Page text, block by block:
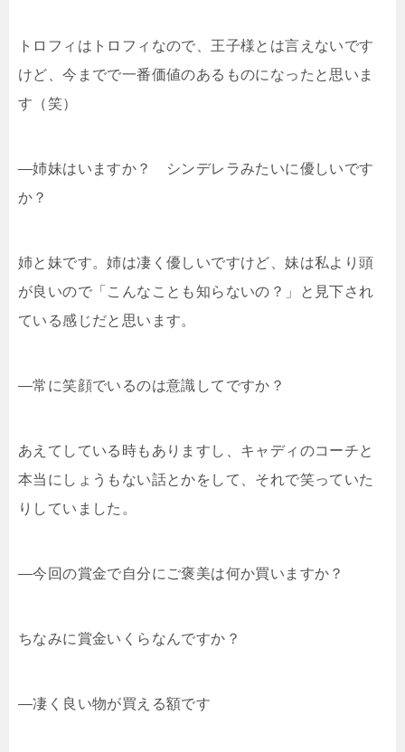
トロフィはトロフィなので、王子様とは言えないです
けど、今までで一番価値のあるものになったと思いま
す（笑）
―姉妹はいますか？ シンデレラみたいに優しいです
か？
姉と妹です。姉は凄く優しいですけど、妹は私より頭
が良いので「こんなことも知らないの？」と見下され
ている感じだと思います。
―常に笑顔でいるのは意識してですか？
あえてしている時もありますし、キャディのコーチと
本当にしょうもない話とかをして、それで笑っていた
りしていました。
―今回の賞金で自分にご褒美は何か買いますか？
ちなみに賞金いくらなんですか？
―凄く良い物が買える額です